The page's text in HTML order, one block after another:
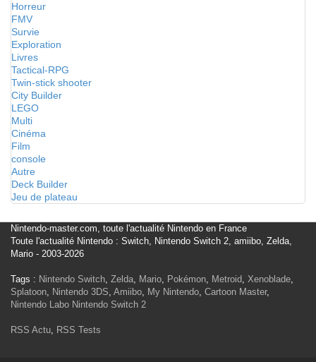
Horreur
FMV
Survie
Exploration
Livres
Tactical-RPG
Twin-stick shooter
City Builder
LEGO
Multi
Cinéma
Film
console
Autre
Deck Builder
Jeu de plateau
Nintendo-master.com, toute l'actualité Nintendo en France
Toute l'actualité Nintendo : Switch, Nintendo Switch 2, amiibo, Zelda,
Mario - 2003-2026
Tags : Nintendo Switch, Zelda, Mario, Pokémon, Metroid, Xenoblade,
Splatoon, Nintendo 3DS, Amiibo, My Nintendo, Cartoon Master,
Nintendo Labo Nintendo Switch 2
RSS Actu, RSS Tests